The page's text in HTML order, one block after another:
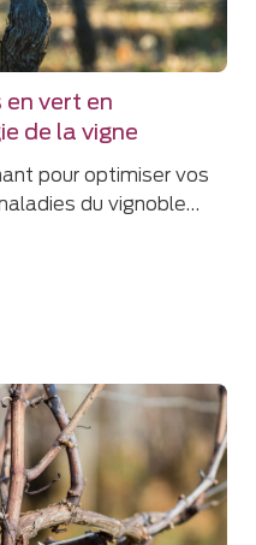
vert en
de la vigne
pour optimiser vos
du vignoble…